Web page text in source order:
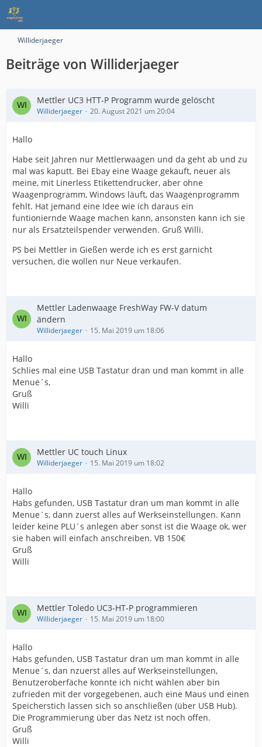
Williderjaeger
Beiträge von Williderjaeger
Mettler UC3 HTT-P Programm wurde gelöscht
Williderjaeger 20. August 2021 um 20:04
Hallo
Habe seit Jahren nur Mettlerwaagen und da geht ab und zu
mal was kaputt. Bei Ebay eine Waage gekauft, neuer als
meine, mit Linerless Etikettendrucker, aber ohne
Waagenprogramm, Windows läuft, das Waagenprogramm
fehlt. Hat jemand eine Idee wie ich daraus ein
funtioniernde Waage machen kann, ansonsten kann ich sie
nur als Ersatzteilspender verwenden. Gruß Willi.
PS bei Mettler in Gießen werde ich es erst garnicht
versuchen, die wollen nur Neue verkaufen.
Mettler Ladenwaage FreshWay FW-V datum
ändern
Williderjaeger 15. Mai 2019 um 18:06
Hallo
Schlies mal eine USB Tastatur dran und man kommt in alle
Menue´s,
Gruß
Willi
Mettler UC touch Linux
Williderjaeger 15. Mai 2019 um 18:02
Hallo
Habs gefunden, USB Tastatur dran um man kommt in alle
Menue´s, dann zuerst alles auf Werkseinstellungen. Kann
leider keine PLU´s anlegen aber sonst ist die Waage ok, wer
sie haben will einfach anschreiben. VB 150€
Gruß
Willi
Mettler Toledo UC3-HT-P programmieren
Williderjaeger 15. Mai 2019 um 18:00
Hallo
Habs gefunden, USB Tastatur dran um man kommt in alle
Menue´s, dan nzuerst alles auf Werkseinstellungen,
Benutzeroberfäche konnte ich nicht wählen aber bin
zufrieden mit der vorgegebenen, auch eine Maus und einen
Speicherstich lassen sich so anschließen (über USB Hub).
Die Programmierung über das Netz ist noch offen.
Gruß
Willi